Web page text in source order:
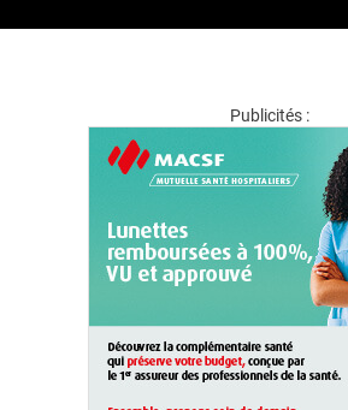
Publicités :